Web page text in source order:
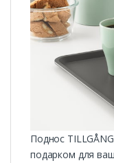
Поднос
подарком для